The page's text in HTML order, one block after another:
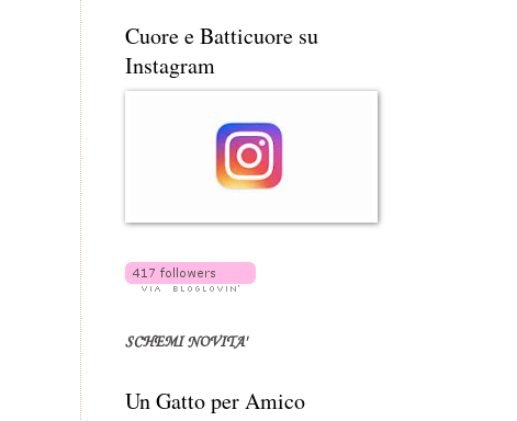
Cuore e Batticuore su
Instagram
SCHEMI NOVITA'
Un Gatto per Amico